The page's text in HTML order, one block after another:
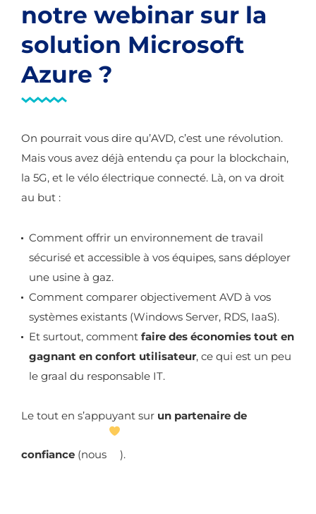
notre webinar sur la
solution Microsoft
Azure ?
On pourrait vous dire qu’AVD, c’est une révolution.
Mais vous avez déjà entendu ça pour la blockchain,
la 5G, et le vélo électrique connecté. Là, on va droit
au but :
Comment offrir un environnement de travail
sécurisé et accessible à vos équipes, sans déployer
une usine à gaz.
Comment comparer objectivement AVD à vos
systèmes existants (Windows Server, RDS, IaaS).
Et surtout, comment faire des économies tout en
gagnant en confort utilisateur, ce qui est un peu
le graal du responsable IT.
Le tout en s’appuyant sur un partenaire de
confiance (nous ).